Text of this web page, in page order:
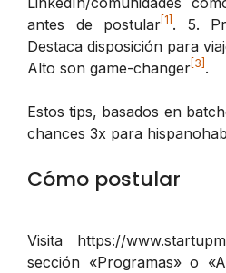
antes de postular [1] . 5.
Destaca disposición para
Alto son game-changer [3] .
Estos tips, basados en
chances 3x para
Cómo postular
Visita https://
sección «Programas» o